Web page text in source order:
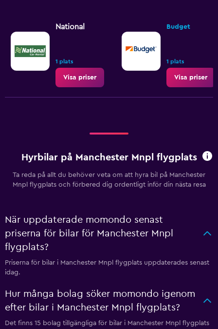
National
1 plats
Visa priser
Budget
1 plats
Visa priser
Hyrbilar på Manchester Mnpl flygplats
Ta reda på allt du behöver veta om att hyra bil på Manchester
Mnpl flygplats och förbered dig ordentligt inför din nästa resa
När uppdaterade momondo senast
priserna för bilar för Manchester Mnpl
flygplats?
Priserna för bilar i Manchester Mnpl flygplats uppdaterades senast
idag.
Hur många bolag söker momondo igenom
efter bilar i Manchester Mnpl flygplats?
Det finns 15 bolag tillgängliga för bilar i Manchester Mnpl flygplats